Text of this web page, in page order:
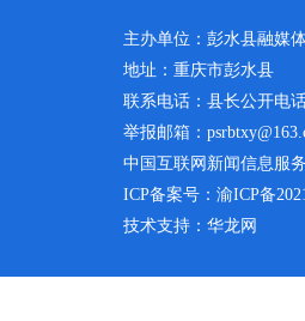
主办单位：彭水县融媒
地址：重庆市彭水县
联系电话：县长公开电
举报邮箱：
中国互联网新闻信息服
ICP备案号： 渝ICP备
技术支持：华龙网